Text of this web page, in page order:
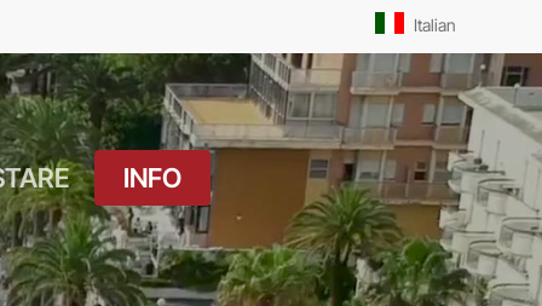
Italian
INFO
Orari Messe: Feriale